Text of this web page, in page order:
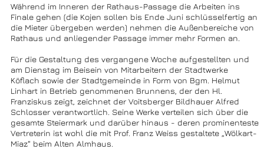
Während im Inneren der Rathaus-Passage die Arbeiten ins
Finale gehen (die Kojen sollen bis Ende Juni schlüsselfertig an
die Mieter übergeben werden) nehmen die Außenbereiche von
Rathaus und anliegender Passage immer mehr Formen an.
Für die Gestaltung des vergangene Woche aufgestellten und
am Dienstag im Beisein von Mitarbeitern der Stadtwerke
Köflach sowie der Stadtgemeinde in Form von Bgm. Helmut
Linhart in Betrieb genommenen Brunnens, der den Hl.
Franziskus zeigt, zeichnet der Voitsberger Bildhauer Alfred
Schlosser verantwortlich. Seine Werke verteilen sich über die
gesamte Steiermark und darüber hinaus - deren prominenteste
Vertreterin ist wohl die mit Prof. Franz Weiss gestaltete „Wölkart-
Miaz“ beim Alten Almhaus.